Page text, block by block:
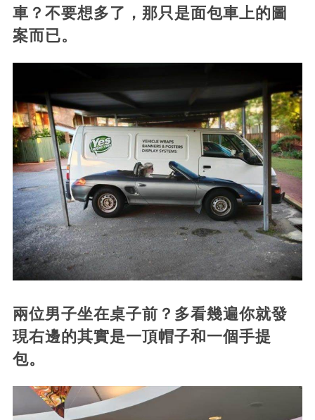
車？不要想多了，那只是面包車上的圖
案而已。
兩位男子坐在桌子前？多看幾遍你就發
現右邊的其實是一頂帽子和一個手提
包。